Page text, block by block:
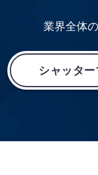
業界全体
シャッタ